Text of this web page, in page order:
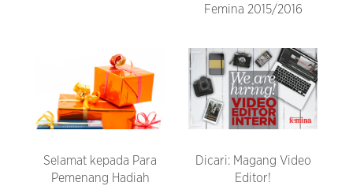
Femina 2015/2016
Selamat kepada Para
Pemenang Hadiah
Dicari: Magang Video
Editor!